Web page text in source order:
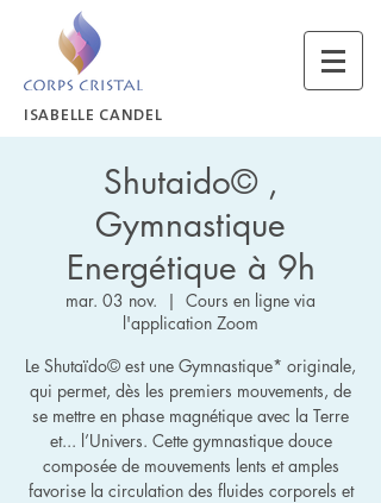
ISABELLE CANDEL
Shutaido© ,
Gymnastique
Energétique à 9h
mar. 03 nov.
  |
Cours en ligne via
l'application Zoom
Le Shutaïdo© est une Gymnastique* originale,
qui permet, dès les premiers mouvements, de
se mettre en phase magnétique avec la Terre
et... l’Univers. Cette gymnastique douce
composée de mouvements lents et amples
favorise la circulation des fluides corporels et